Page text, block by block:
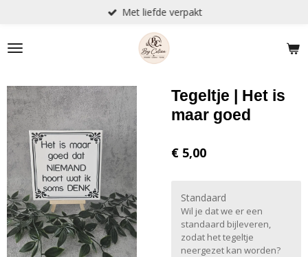
naar
de
Met liefde verpakt
Tegeltje | Het is
maar goed
€ 5,00
Standaard
Wil je dat we er een
standaard bijleveren,
zodat het tegeltje
neergezet kan worden?